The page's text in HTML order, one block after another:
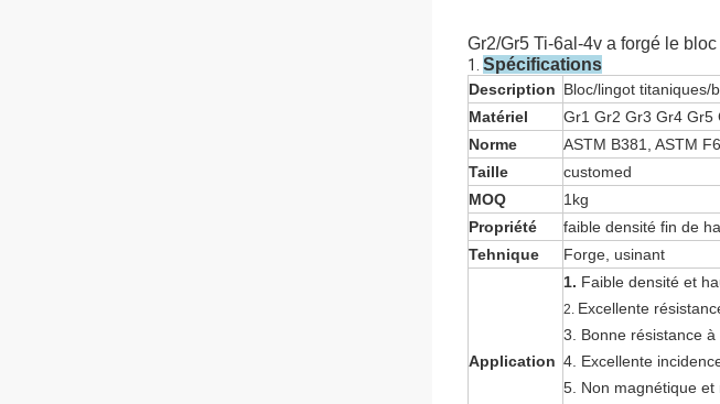
Gr2/Gr5 Ti-6al-4v a forgé le
1. Spécifications
Description Bloc/lingot titaniques/
Matériel
Gr1 Gr2 Gr3 Gr4 Gr5
Norme
ASTM B381, ASTM
Taille
customed
MOQ
1kg
Propriété
faible densité fin de
Tehnique
Forge, usinant
Application
1. Faible densité et
2. Excellente
3. Bonne résistance
4. Excellente
5. Non magnétique et